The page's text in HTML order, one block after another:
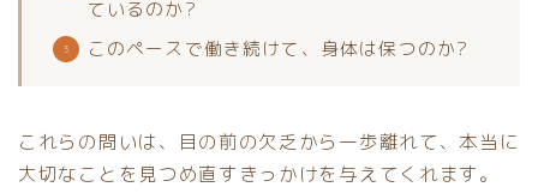
ているのか?
このペースで働き続けて、身体は保つのか?
これらの問いは、目の前の欠乏から一歩離れて、本当に
大切なことを見つめ直すきっかけを与えてくれます。